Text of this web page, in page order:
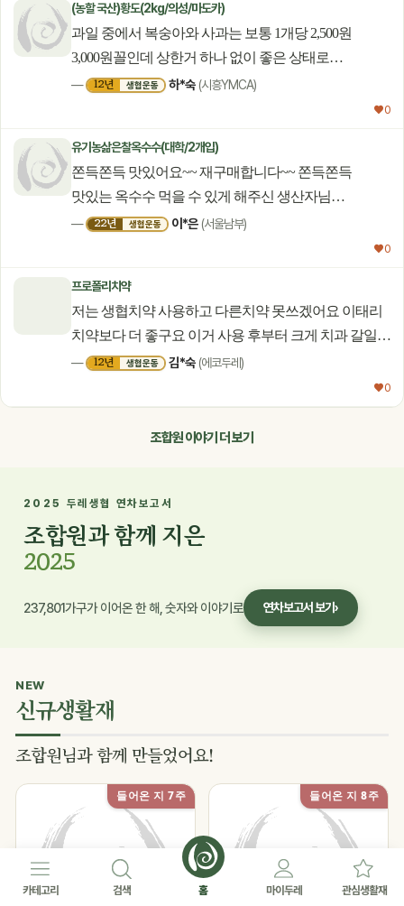
(농할 국산)황도(2kg/의성/마도카)
과일 중에서 복숭아와 사과는 보통 1개당 2,500원
3,000원꼴인데 상한거 하나 없이 좋은 상태로
보내주셨어요. 가뭄이 계속된 탓인지 당도 높고 맛이
— 12년 생협운동 하*숙 (시흥YMCA)
♥ 0
유기농삶은찰옥수수(대학/2개입)
쫀득쫀득 맛있어요~~ 재구매합니다~~ 쫀득쫀득
맛있는 옥수수 먹을 수 있게 해주신 생산자님
고맙습니다~~^^
— 22년 생협운동 이*은 (서울남부)
♥ 0
프로폴리치약
저는 생협치약 사용하고 다른치약 못쓰겠어요 이태리
치약보다 더 좋구요 이거 사용 후부터 크게 치과 갈일이
없어요 50대 교정치아랑 치아 안쪽에 장치가 붙어서
한번씩 가면 될껏같아요!! 요즘은 양치 시간이
즐겁답니다 좋은 상품 감사합니다.
— 12년 생협운동 김*숙 (에코두레)
♥ 0
조합원 이야기 더 보기
2025 두레생협 연차보고서
조합원과 함께 지은
2025
237,801가구가 이어온 한 해, 숫자와 이야기로 연차보고서 보기 ›
NEW
신규생활재
조합원님과 함께 만들었어요!
들어온 지 7주 들어온 지 8주
카테고리 검색 홈 마이두레 관심생활재